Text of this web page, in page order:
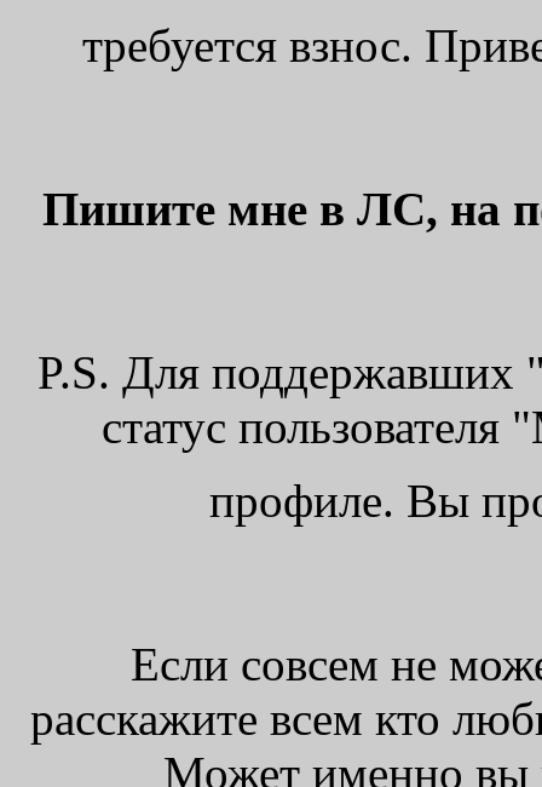
требуется взнос.
Пишите мне в ЛС, на
P.S. Для поддержавших
статус
профиле. Вы
Если совсем не
расскажите всем кто
Может именно вы